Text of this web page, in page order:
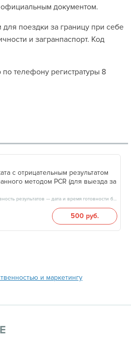
документом.
поездки за границу при себе
и загранпаспорт. Код
по телефону регистратуры 8
с отрицательным результатом
методом PCR (для выезда за
Продолжительность минут, готовность результатов — дата и время готовности будут сообщены врачом в день приёма
500 руб.
и маркетингу